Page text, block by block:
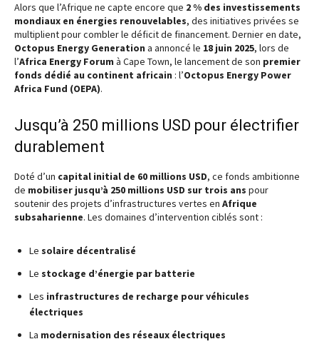
Alors que l’Afrique ne capte encore que 2 % des investissements
mondiaux en énergies renouvelables, des initiatives privées se
multiplient pour combler le déficit de financement. Dernier en date,
Octopus Energy Generation a annoncé le 18 juin 2025, lors de
l’Africa Energy Forum à Cape Town, le lancement de son premier
fonds dédié au continent africain : l’Octopus Energy Power
Africa Fund (OEPA).
Jusqu’à 250 millions USD pour électrifier
durablement
Doté d’un capital initial de 60 millions USD, ce fonds ambitionne
de mobiliser jusqu’à 250 millions USD sur trois ans pour
soutenir des projets d’infrastructures vertes en Afrique
subsaharienne. Les domaines d’intervention ciblés sont :
Le solaire décentralisé
Le stockage d’énergie par batterie
Les infrastructures de recharge pour véhicules
électriques
La modernisation des réseaux électriques